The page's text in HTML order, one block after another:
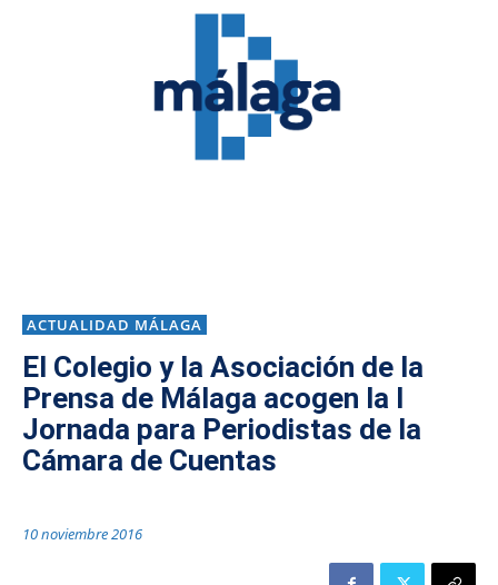
ACTUALIDAD MÁLAGA
El Colegio y la Asociación de la
Prensa de Málaga acogen la I
Jornada para Periodistas de la
Cámara de Cuentas
10 noviembre 2016